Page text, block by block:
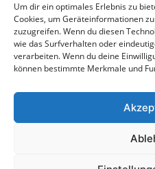
Um dir ein optimales Erlebnis zu
Cookies, um Geräteinformationen
zuzugreifen. Wenn du diesen
wie das Surfverhalten oder
verarbeiten. Wenn du deine
können bestimmte Merkmale und